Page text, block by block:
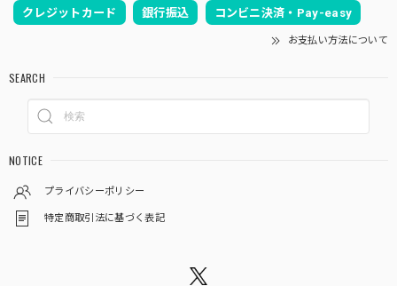
クレジットカード 銀行振込 コンビニ決済・Pay-easy
お支払い方法について
SEARCH
NOTICE
プライバシーポリシー
特定商取引法に基づく表記